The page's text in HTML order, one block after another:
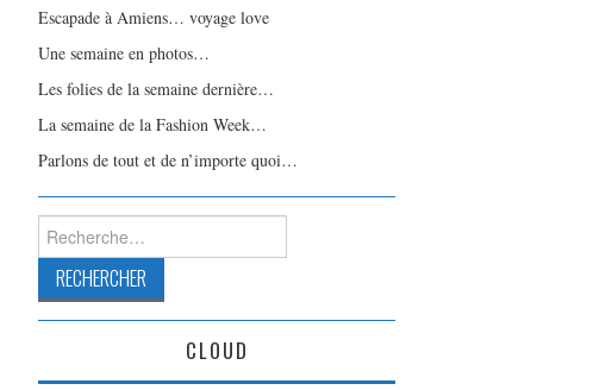
Escapade à Amiens… voyage love
Une semaine en photos…
Les folies de la semaine dernière…
La semaine de la Fashion Week…
Parlons de tout et de n’importe quoi…
Rechercher :
CLOUD